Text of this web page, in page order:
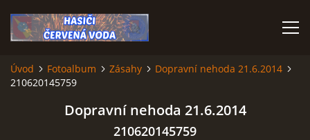
ÚVOD
VÝJEZDOVÁ JEDNOTKA
Úvod Fotoalbum Zásahy
Dopravní nehoda 21.6.2014
210620145759
Dopravní nehoda 21.6.2014
210620145759